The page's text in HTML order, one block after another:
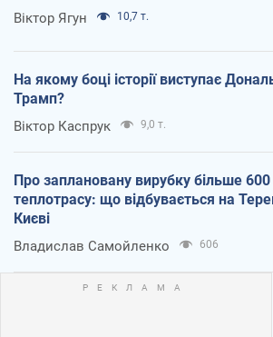
Віктор Ягун 10,7 т.
На якому боці історії виступає
Трамп?
Віктор Каспрук 9,0 т.
Про заплановану вирубку більше 600
теплотрасу: що відбувається на
Києві
Владислав Самойленко 606